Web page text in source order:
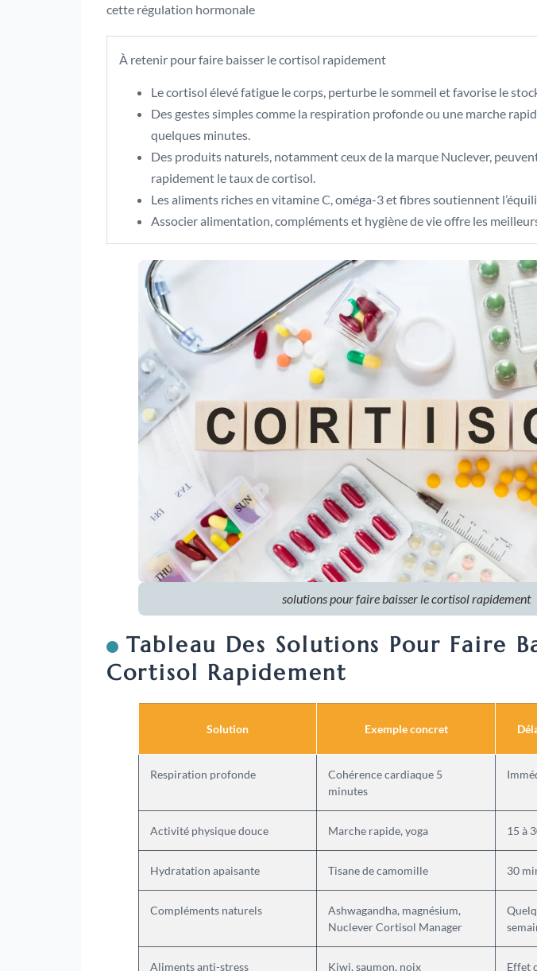
cette régulation hormonale
À retenir pour faire baisser le cortisol rapidement
Le cortisol élevé fatigue le corps, perturbe le sommeil et favorise le
Des gestes simples comme la respiration profonde ou une marche
quelques minutes.
Des produits naturels, notamment ceux de la marque Nuclever,
rapidement le taux de cortisol.
Les aliments riches en vitamine C, oméga-3 et fibres soutiennent
Associer alimentation, compléments et hygiène de vie offre les
solutions pour faire baisser le cortisol rapidement
Tableau Des Solutions Pour Faire
Cortisol Rapidement
Solution Exemple concret
Respiration profonde
Cohérence cardiaque 5
minutes
Activité physique douce Marche rapide, yoga 15 à
Hydratation apaisante Tisane de camomille 30
Compléments naturels
Ashwagandha, magnésium,
Nuclever Cortisol Manager
Aliments anti-stress Kiwi, saumon, noix
Effet